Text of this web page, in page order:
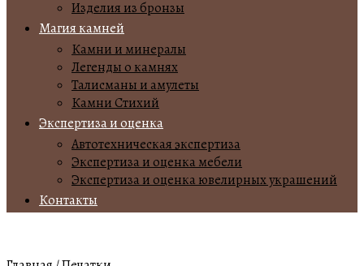
Изделия из бронзы
Магия камней
Камни и минералы
Легенды о камнях
Талисманы и амулеты
Камни Стихий
Экспертиза и оценка
Автотехническая экспертиза
Экспертиза и оценка мебели
Экспертиза и оценка ювелирных украшений
Контакты